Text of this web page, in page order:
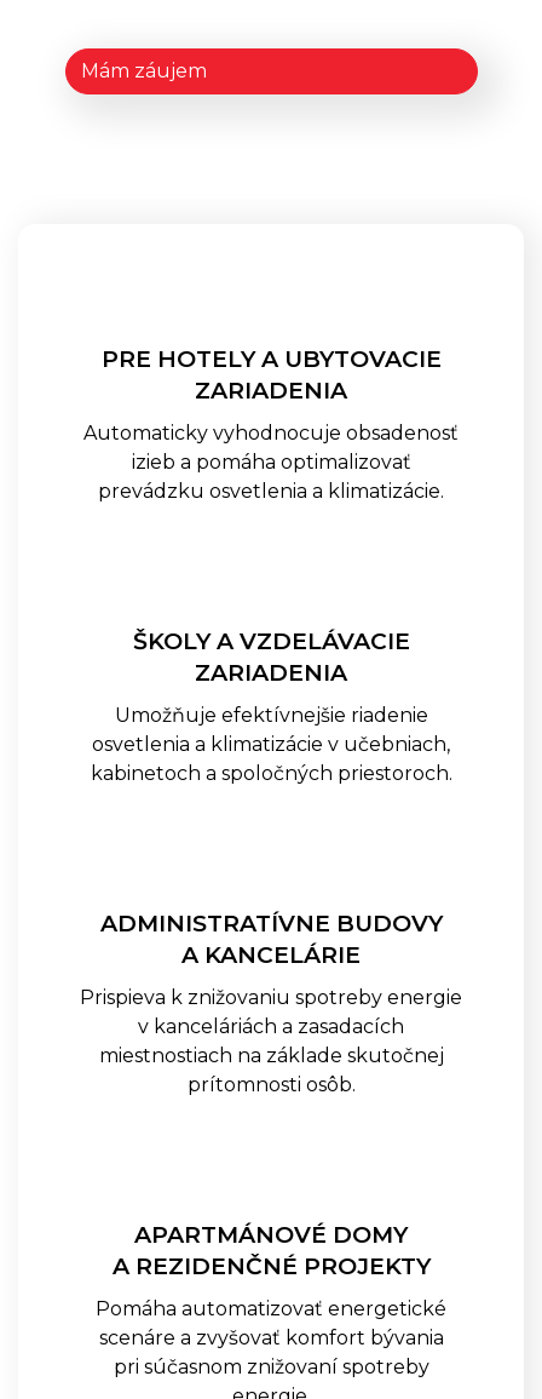
Príslušenstvo DANALOCK EURO
ADAPTER
Príslušenstvo DANALOCK
GANTNER GL7p
Káblové Sieťové Zámky
GANTNER NET LOCK
Káblové Sieťové Zámky
GANTNER SMART LOCK
Infoterminály GANTNER GT7
Samoobslužné Termionály
GANTNER G7 CARD DISPENSER
Pristupové Terminály GANTNER
SMART HUB TERMINÁL
SLUŽBY
SALTO KONFIGURÁTOR
REFERENCIE
BLOG
Mám záujem
PRE HOTELY A UBYTOVACIE
ZARIADENIA
Automaticky vyhodnocuje obsadenosť
izieb a pomáha optimalizovať
prevádzku osvetlenia a klimatizácie.
ŠKOLY A VZDELÁVACIE
ZARIADENIA
Umožňuje efektívnejšie riadenie
osvetlenia a klimatizácie v učebniach,
kabinetoch a spoločných priestoroch.
ADMINISTRATÍVNE BUDOVY
A KANCELÁRIE
Prispieva k znižovaniu spotreby energie
v kanceláriách a zasadacích
miestnostiach na základe skutočnej
prítomnosti osôb.
APARTMÁNOVÉ DOMY
A REZIDENČNÉ PROJEKTY
Pomáha automatizovať energetické
scenáre a zvyšovať komfort bývania
pri súčasnom znižovaní spotreby